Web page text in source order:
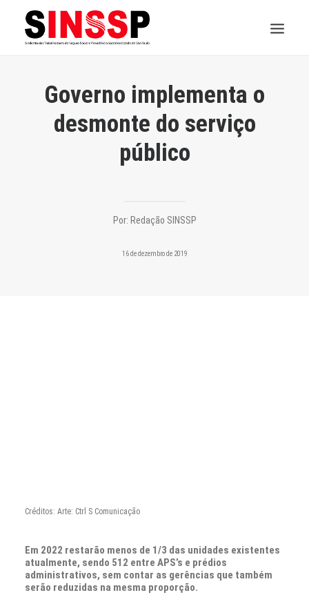
JURÍDICO
Governo implementa o
desmonte do serviço
público
Por: Redação SINSSP
16 de dezembro de 2019
Créditos: Arte: Ctrl S Comunicação
Em 2022 restarão menos de 1/3 das unidades existentes
atualmente, sendo 512 entre APS’s e prédios
administrativos, sem contar as gerências que também
serão reduzidas na mesma proporção.